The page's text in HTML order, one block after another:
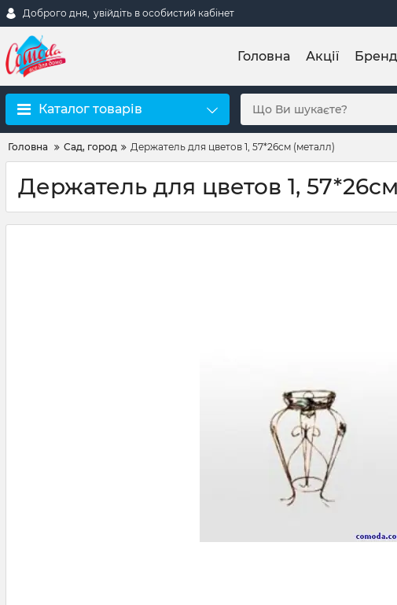
Доброго дня, увійдіть в особистий кабінет
Головна Акції
Каталог товарів
Головна Сад, город Держатель для цветов 1, 57*26см (металл)
Держатель для цветов 1,